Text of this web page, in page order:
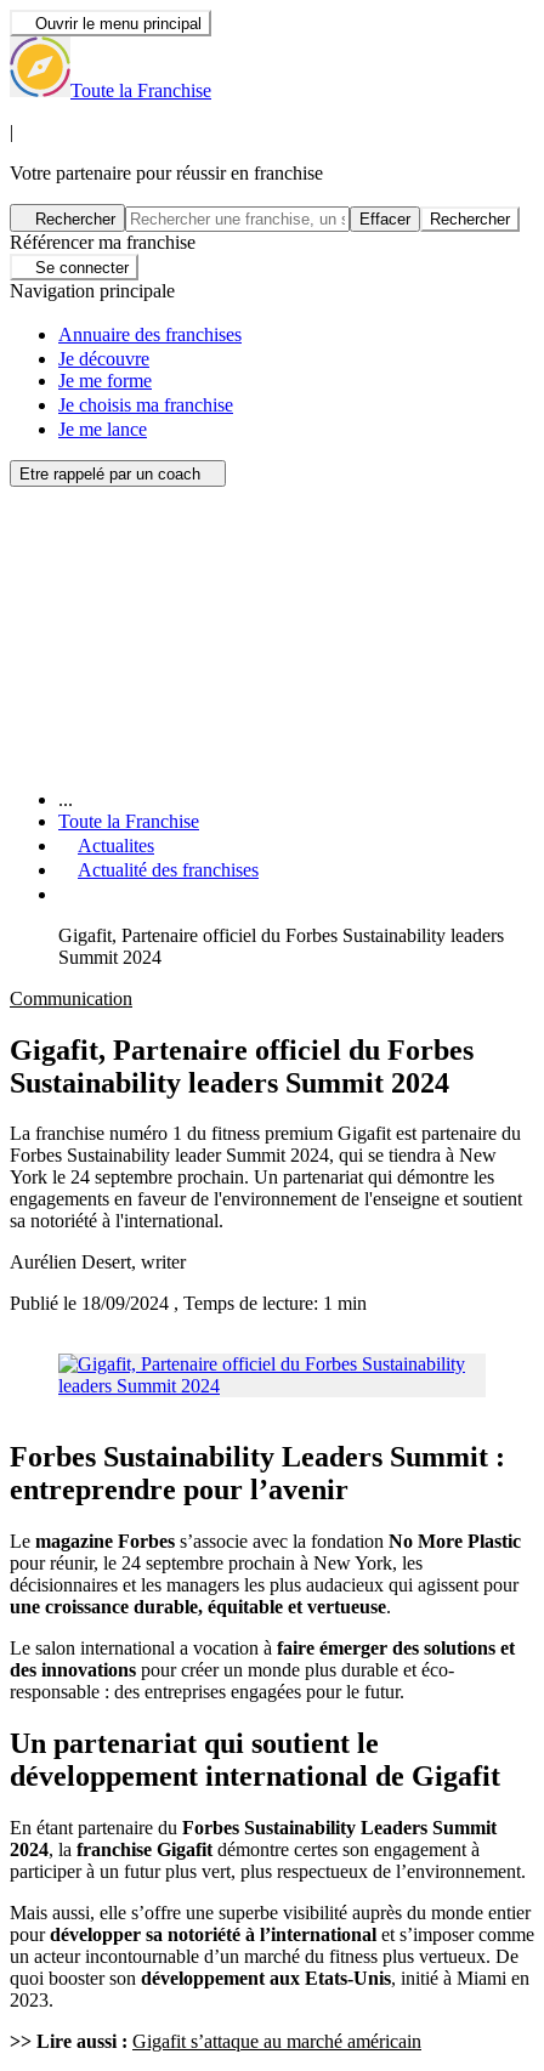
Ouvrir le menu principal
Toute la Franchise
|
Votre partenaire pour réussir en franchise
Rechercher Effacer Rechercher
Référencer ma franchise
Se connecter
Navigation principale
Annuaire des franchises
Je découvre
Je me forme
Je choisis ma franchise
Je me lance
Etre rappelé par un coach
...
Toute la Franchise
Actualites
Actualité des franchises
Gigafit, Partenaire officiel du Forbes Sustainability leaders
Summit 2024
Communication
Gigafit, Partenaire officiel du Forbes
Sustainability leaders Summit 2024
La franchise numéro 1 du fitness premium Gigafit est partenaire du
Forbes Sustainability leader Summit 2024, qui se tiendra à New
York le 24 septembre prochain. Un partenariat qui démontre les
engagements en faveur de l'environnement de l'enseigne et soutient
sa notoriété à l'international.
Aurélien Desert, writer
Publié le 18/09/2024 , Temps de lecture: 1 min
Forbes Sustainability Leaders Summit :
entreprendre pour l’avenir
Le magazine Forbes s’associe avec la fondation No More Plastic
pour réunir, le 24 septembre prochain à New York, les
décisionnaires et les managers les plus audacieux qui agissent pour
une croissance durable, équitable et vertueuse.
Le salon international a vocation à faire émerger des solutions et
des innovations pour créer un monde plus durable et éco-
responsable : des entreprises engagées pour le futur.
Un partenariat qui soutient le
développement international de Gigafit
En étant partenaire du Forbes Sustainability Leaders Summit
2024, la franchise Gigafit démontre certes son engagement à
participer à un futur plus vert, plus respectueux de l’environnement.
Mais aussi, elle s’offre une superbe visibilité auprès du monde entier
pourdévelopper sa notoriété à l’international et s’imposer comme
un acteur incontournable d’un marché du fitness plus vertueux. De
quoi booster son développement aux Etats-Unis, initié à Miami en
2023.
>> Lire aussi : Gigafit s’attaque au marché américain